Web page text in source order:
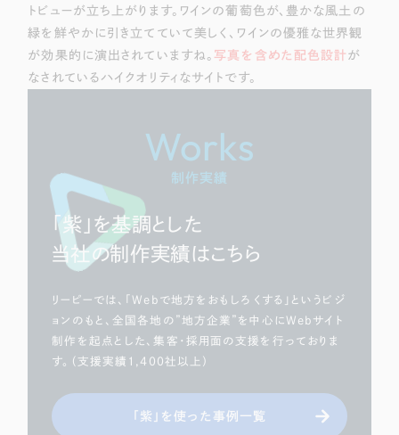
トビューが立ち上がります。ワインの葡萄色が、豊かな風土の
緑を鮮やかに引き立てていて美しく、ワインの優雅な世界観
が効果的に演出されていますね。写真を含めた配色設計 が
なされているハイクオリティなサイトです。
Works
制作実績
「紫」を基調とした
当社の制作実績はこちら
リーピーでは、「Webで地方をおもしろくする」というビジ
ョンのもと、全国各地の”地方企業”を中心にWebサイト
制作を起点とした、集客・採用面の支援を行っておりま
す。（支援実績1,400社以上）
「紫」を使った事例一覧